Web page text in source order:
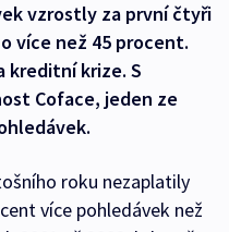
vzrostly za první čtyři
více než 45 procent.
kreditní krize. S
Coface, jeden ze
roku nezaplatily
více pohledávek než